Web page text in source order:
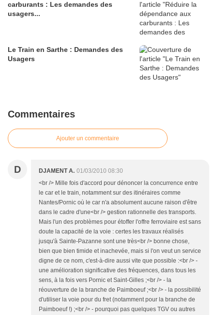
carburants : Les demandes des
usagers...
Le Train en Sarthe : Demandes des
Usagers
Commentaires
Ajouter un commentaire
D DJAMENT A. 01/03/2010 08:30
<br /> Mille fois d'accord pour dénoncer la concurrence entre
le car et le train, notamment sur des itinéraires comme
Nantes/Pornic où le car n'a absolument aucune raison d'être
dans le cadre d'une<br /> gestion rationnelle des transports.
Mais l'un des problèmes pour étoffer l'offre ferroviaire est sans
doute la capacité de la voie : certes les travaux réalisés
jusqu'à Sainte-Pazanne sont une très<br /> bonne chose,
bien que bien timide et inachevée, mais si l'on veut un service
digne de ce nom, c'est-à-dire aussi vite que possible :<br /> -
une amélioration significative des fréquences, dans tous les
sens, à la fois vers Pornic et Saint-Gilles ;<br /> - la
réouverture de la branche de Paimboeuf ;<br /> - la possibilité
d'utiliser la voie pour du fret (notamment pour la branche de
Paimboeuf !) ;<br /> - pourquoi pas quelques TGV ou autres